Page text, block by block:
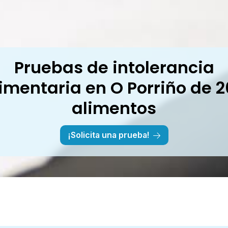
Pruebas de intolerancia
en O Porriño de
alimentos
¡Solicita una prueba!